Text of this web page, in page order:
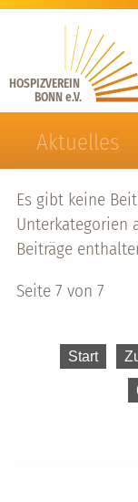
HOSPIZVEREIN
BONN e.V.
Aktuelles
Es gibt keine
Unterkategorien
Beiträge
Seite 7 von 7
Start